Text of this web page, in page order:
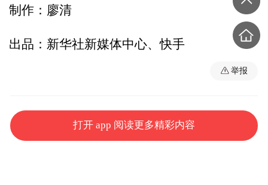
制作：廖清
出品：新华社新媒体中心、快手
举报
打开 app 阅读更多精彩内容